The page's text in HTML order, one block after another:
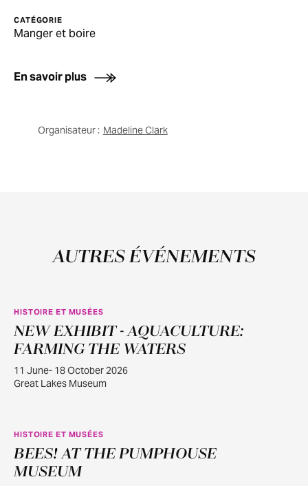
CATÉGORIE
Manger et boire
En savoir plus
Organisateur : Madeline Clark
AUTRES ÉVÉNEMENTS
JUIN
11
HISTOIRE ET MUSÉES
NEW EXHIBIT - AQUACULTURE:
FARMING THE WATERS
11 June- 18 October 2026
Great Lakes Museum
JUIN
22
HISTOIRE ET MUSÉES
BEES! AT THE PUMPHOUSE
MUSEUM